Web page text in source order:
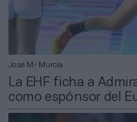
Jose Mª Murcia
La EHF ficha a
como espónsor del